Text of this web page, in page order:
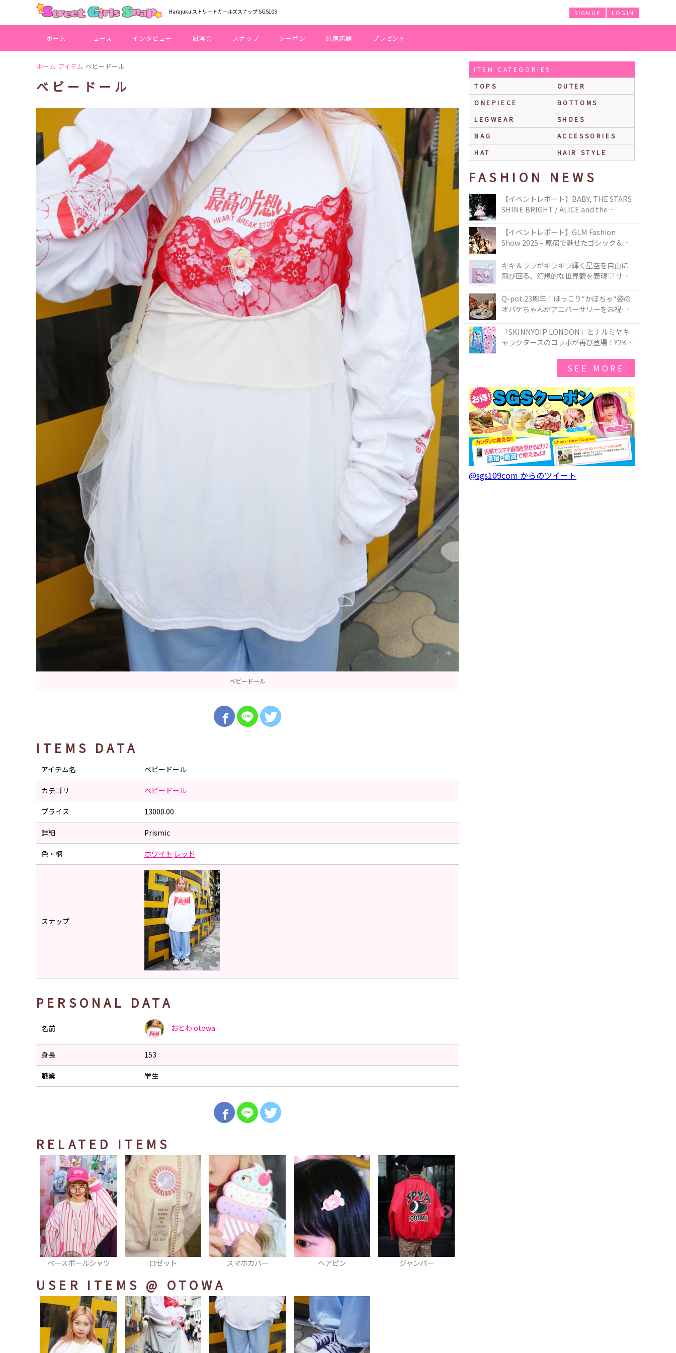
Harajuku ストリートガールズスナップ SGS109 LOGIN
SIGNUP
ホーム ニュース インタビュー 試写会 スナップ クーポン 原宿店舗 プレゼント
ホーム アイテム ベビードール
ベビードール
ベビードール
ITEMS DATA
アイテム名 ベビードール
カテゴリ ベビードール
プライス 13000.00
詳細 Prismic
色・柄 ホワイト レッド
スナップ
PERSONAL DATA
名前 おとわ otowa
身長 153
職業 学生
RELATED ITEMS
ベースボールシャツ ロゼット スマホカバー ヘアピン ジャンパー
USER ITEMS @ OTOWA
ITEM CATEGORIES
TOPS
OUTER
ONEPIECE
BOTTOMS
LEGWEAR
SHOES
BAG
ACCESSORIES
HAT
HAIR STYLE
FASHION NEWS
【イベントレポート】BABY, THE STARS
SHINE BRIGHT / ALICE and the
TOKYO
【イベントレポート】GLM Fashion
Show 2025 – 原宿で魅せたゴシック＆ロ
キキ＆ララがキラキラ輝く星空を自由に
飛び回る、幻想的な世界観を表現♡ サマ
50周年アニバーサリーイヤー』を記念し
たコレクションが登場
Q-pot.23周年！ほっこり“かぼちゃ“姿の
オバケちゃんがアニバーサリーをお祝い
ー」が新発売！Q-pot CAFE.では「かぼち
ゃのオバケーキプレート」も登場
「SKINNYDIP LONDON」とナルミヤキ
ャラクターズのコラボが再び登場！Y2Kム
SEE MORE
@sgs109com からのツイート